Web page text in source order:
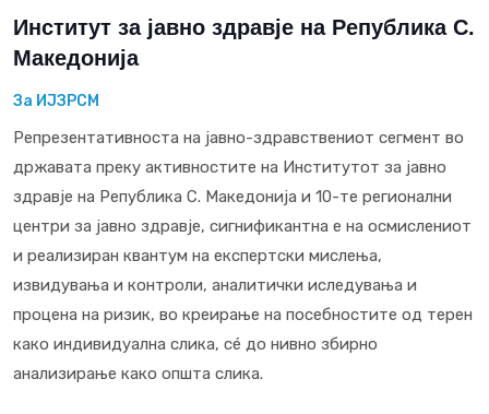
Институт за јавно здравје на Република С.
Македонија
За ИЈЗРСМ
Репрезентативноста на јавно-здравствениот сегмент во
државата преку активностите на Институтот за јавно
здравје на Република С. Македонија и 10-те регионални
центри за јавно здравје, сигнификантна е на осмислениот
и реализиран квантум на експертски мислења,
извидувања и контроли, аналитички иследувања и
процена на ризик, во креирање на посебностите од терен
како индивидуална слика, сé до нивно збирно
анализирање како општа слика.